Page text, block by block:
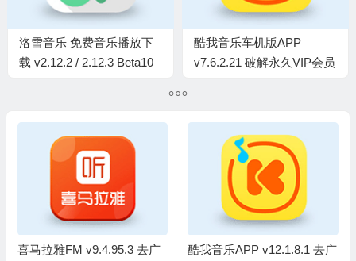
洛雪音乐 免费音乐播放下
载 v2.12.2 / 2.12.3 Beta10
酷我音乐车机版APP
v7.6.2.21 破解永久VIP会员
酷我音乐APP v12.1.8.1 去广
酷我音乐车机版APP v7.6.2.